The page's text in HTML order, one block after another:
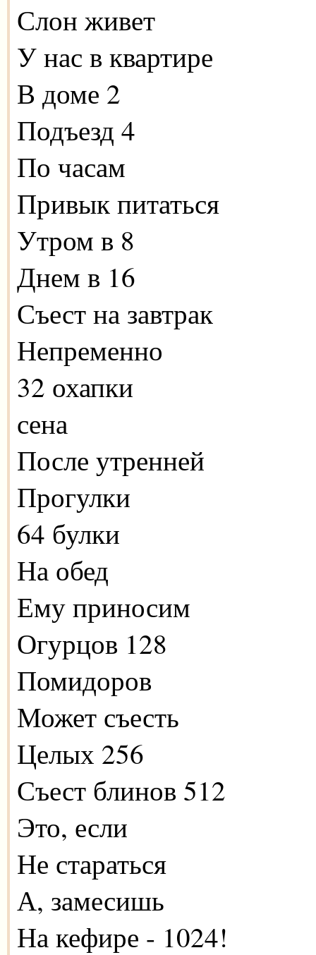
Слон живет
У нас в квартире
В доме 2
Подъезд 4
По часам
Привык питаться
Утром в 8
Днем в 16
Съест на завтрак
Непременно
32 охапки
сена
После утренней
Прогулки
64 булки
На обед
Ему приносим
Огурцов 128
Помидоров
Может съесть
Целых 256
Съест блинов 512
Это, если
Не стараться
А, замесишь
На кефире - 1024!